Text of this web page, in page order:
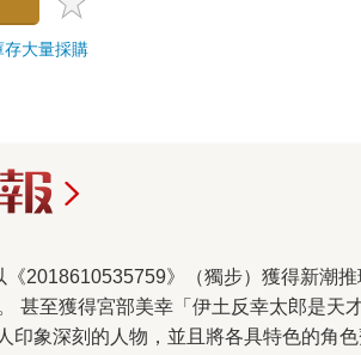
存大量採購
甚至獲得宮部美幸「伊土反幸太郎是天
象深刻的人物，並且將各具特色的角